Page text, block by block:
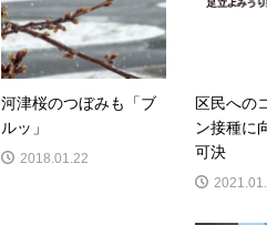
河津桜のつぼみも「ブ
ルッ」
2018.01.22
区民への
ン接種に
可決